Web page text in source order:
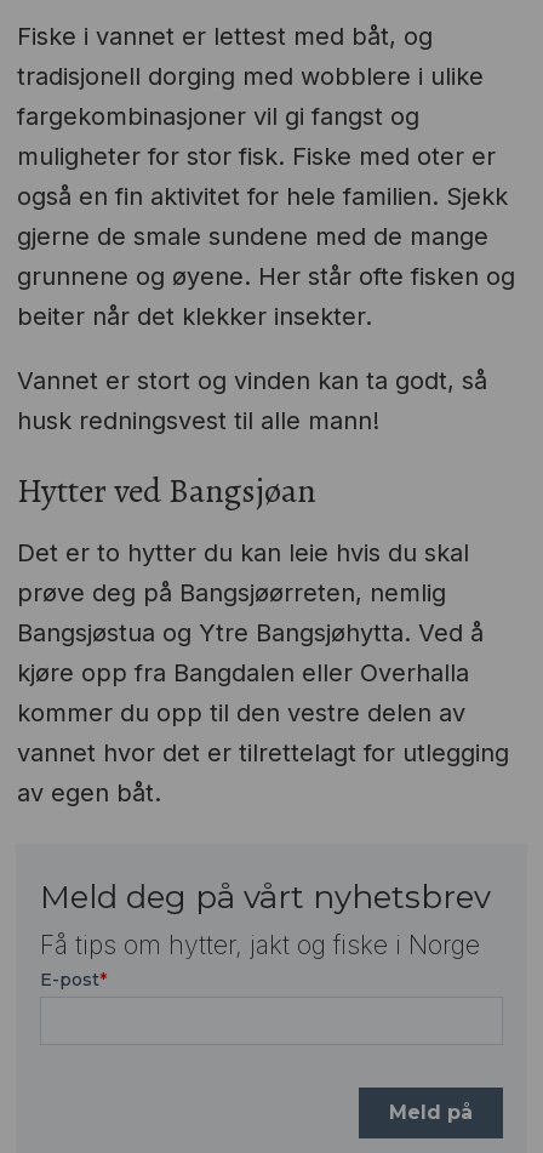
Fiske i vannet er lettest med båt, og
tradisjonell dorging med wobblere i ulike
fargekombinasjoner vil gi fangst og
muligheter for stor fisk. Fiske med oter er
også en fin aktivitet for hele familien. Sjekk
gjerne de smale sundene med de mange
grunnene og øyene. Her står ofte fisken og
beiter når det klekker insekter.
Vannet er stort og vinden kan ta godt, så
husk redningsvest til alle mann!
Hytter ved Bangsjøan
Det er to hytter du kan leie hvis du skal
prøve deg på Bangsjøørreten, nemlig
Bangsjøstua og Ytre Bangsjøhytta. Ved å
kjøre opp fra Bangdalen eller Overhalla
kommer du opp til den vestre delen av
vannet hvor det er tilrettelagt for utlegging
av egen båt.
Meld deg på vårt nyhetsbrev
Få tips om hytter, jakt og fiske i Norge